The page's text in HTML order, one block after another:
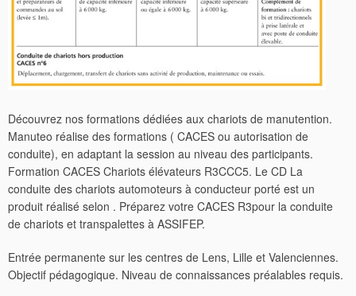
Découvrez nos formations dédiées aux chariots de manutention.
Manuteo réalise des formations ( CACES ou autorisation de
conduite), en adaptant la session au niveau des participants.
Formation CACES Chariots élévateurs R3CCC5. Le CD La
conduite des chariots automoteurs à conducteur porté est un
produit réalisé selon . Préparez votre CACES R3pour la conduite
de chariots et transpalettes à ASSIFEP.
Entrée permanente sur les centres de Lens, Lille et Valenciennes.
Objectif pédagogique. Niveau de connaissances préalables requis.